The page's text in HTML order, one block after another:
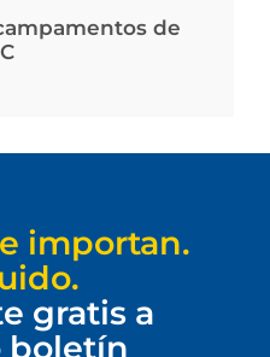
de
importan.
gratis a
boletín